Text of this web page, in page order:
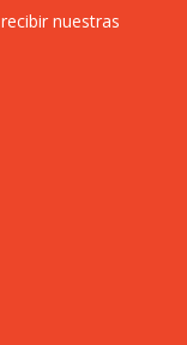
nuestras